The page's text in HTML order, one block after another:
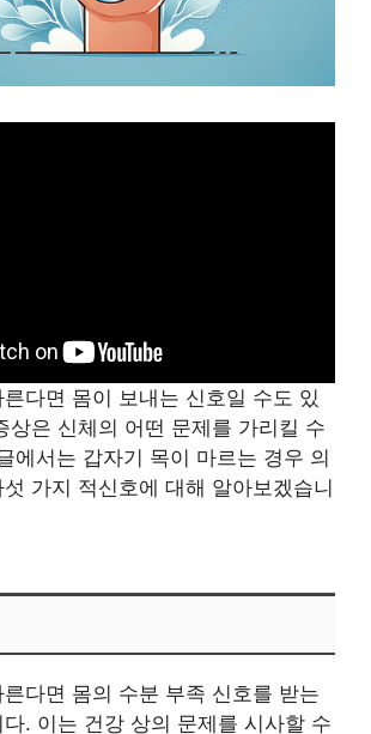
다면 몸이 보내는 신호일 수도 있
상은 신체의 어떤 문제를 가리킬 수
에서는 갑자기 목이 마르는 경우 의
가지 적신호에 대해 알아보겠습니
다면 몸의 수분 부족 신호를 받는
. 이는 건강 상의 문제를 시사할 수